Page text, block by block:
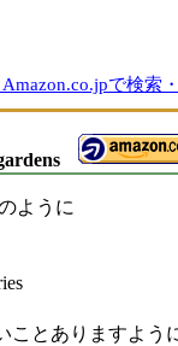
Amazon.co.jpで検索
ように
ことありますよう